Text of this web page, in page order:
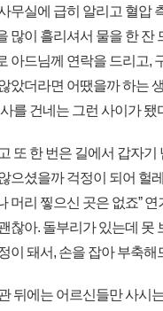
무실에 급히 알리고 혈압
많이 흘리셔서 물을 한 잔
아드님께 연락을 드리고,
았더라면 어땠을까 하는
를 건네는 그런 사이가
또 한 번은 길에서 갑자
으셨을까 걱정이 되어 헐
머리 찧으신 곳은 없죠ˮ
찮아. 돌부리가 있는데 못
이 돼서, 손을 잡아 부축
뒤에는 어르신들만 사시